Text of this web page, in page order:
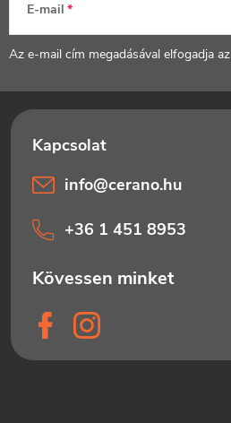
é
E-mail
Az e-mail cím megadásával elfogadja az
info@cerano.hu
+36 1 451 8953